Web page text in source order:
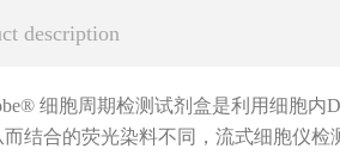
description
细胞周期检测试剂盒是利用细胞
结合的荧光染料不同，流式细胞仪检